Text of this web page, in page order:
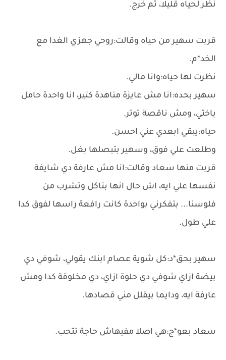
نظر لحياه قليلا، ثم خرج.
قربت سهير من حياه وقالت:روحي جهزي الغدا مع
الخد*م.
نظرت لها حياه:وانا مالي.
سهير بحده:انا مش عايزة مناهدة كتير، انا واحدة حامل
ياختي، ومش ناقصة توتر.
حياه:يبقي ابعدي عني احسن.
وطلعت علي فوق، وسهير بتبصلها بغل.
قربت منها سعاد وقالت:انا مش عارفة دي شايفة
نفسها علي ايه، اش حال انها بتاكل وتشرب من
فلوسنا... بتفكرني بواحدة كانت رافعة راسها لفوق كدا
علي طول.
سهير بحق*د:كل شوية عصام ابنك يقولي، شوفي دي
بيضة ازاي شوفي دي حلوة ازاي، دي مخلوقة كدا ومش
عارفة ايه، ودايما بيقلل مني قصادها.
سعاد بعو*ج:هي اصلا مفيهاش حاجة تتحب.